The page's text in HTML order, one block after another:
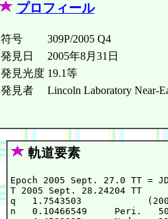
プロフィール
符号
309P/2005 Q4
発見日
2005年8月31日
発見光度 19.1等
発見者
Lincoln Laboratory Near-
軌道要素
Epoch 2005 Sept. 27.0 TT =
T 2005 Sept. 28.24204
q   1.7543503
n   0.10466549     Peri.